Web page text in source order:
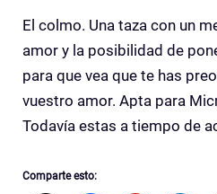
El colmo. Una taza con un
amor y la posibilidad de
para que vea que te has
vuestro amor. Apta para
Todavía estas a tiempo de
Comparte esto: